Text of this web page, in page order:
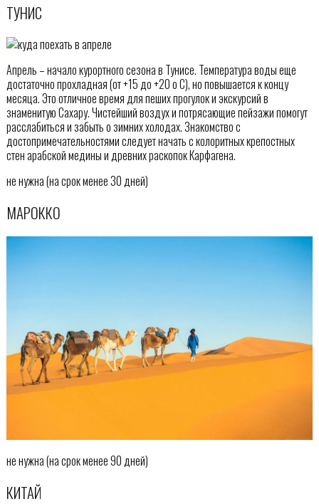
ТУНИС
Апрель – начало курортного сезона в Тунисе. Температура воды еще
достаточно прохладная (от +15 до +20 o C), но повышается к концу
месяца. Это отличное время для пеших прогулок и экскурсий в
знаменитую Сахару. Чистейший воздух и потрясающие пейзажи помогут
расслабиться и забыть о зимних холодах. Знакомство с
достопримечательностями следует начать с колоритных крепостных
стен арабской медины и древних раскопок Карфагена.
не нужна (на срок менее 30 дней)
МАРОККО
не нужна (на срок менее 90 дней)
КИТАЙ